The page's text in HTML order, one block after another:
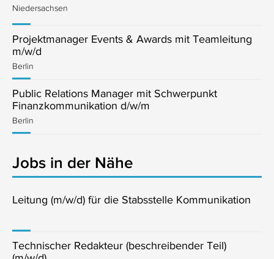
Niedersachsen
Projektmanager Events & Awards mit Teamleitung
m/w/d
Berlin
Public Relations Manager mit Schwerpunkt
Finanzkommunikation d/w/m
Berlin
Jobs in der Nähe
Leitung (m/w/d) für die Stabsstelle Kommunikation
Technischer Redakteur (beschreibender Teil)